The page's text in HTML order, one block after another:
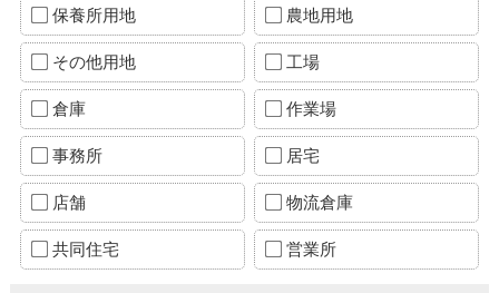
保養所用地 農地用地
その他用地 工場
倉庫 作業場
事務所 居宅
店舗 物流倉庫
共同住宅 営業所